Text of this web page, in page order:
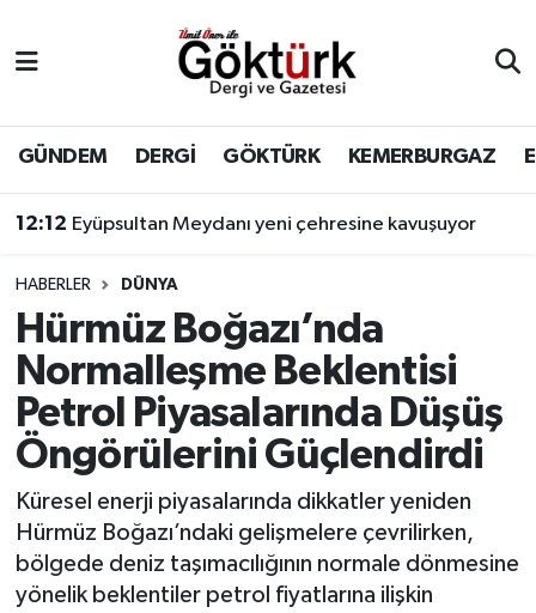
GÜNDEM DERGİ GÖKTÜRK KEMERBURGAZ
12:12 Eyüpsultan Meydanı yeni çehresine kavuşuyor
HABERLER DÜNYA
Hürmüz Boğazı’nda
Normalleşme Beklentisi
Petrol Piyasalarında Düşüş
Öngörülerini Güçlendirdi
Küresel enerji piyasalarında dikkatler yeniden
Hürmüz Boğazı’ndaki gelişmelere çevrilirken,
bölgede deniz taşımacılığının normale dönmesine
yönelik beklentiler petrol fiyatlarına ilişkin
BİLİM
DERGİ
DÜNYA
EĞİTİM
EKONOMİ
GÖKTÜRK
GÜNDEM
KEMERBURGAZ
Eyüpsultan Hava Durumu
Eyüpsultan Trafik Yoğunluk Haritası
Süper Lig Puan Durumu ve Fikstür
Tüm Manşetler
Son Dakika Haberleri
Haber Arşivi